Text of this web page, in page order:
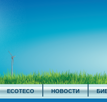
ECOTECO НОВОСТИ